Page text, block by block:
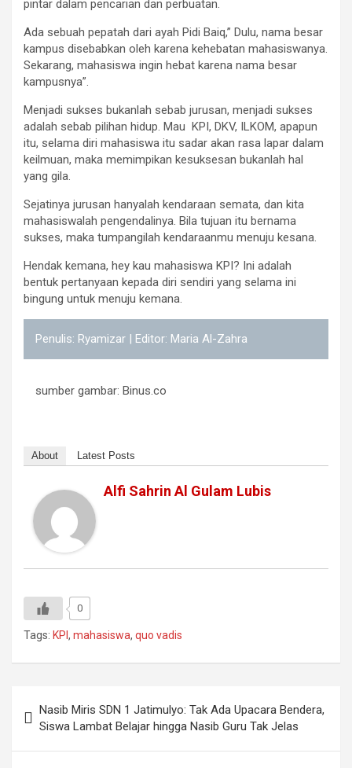
pintar dalam pencarian dan perbuatan.
Ada sebuah pepatah dari ayah Pidi Baiq,” Dulu, nama besar
kampus disebabkan oleh karena kehebatan mahasiswanya.
Sekarang, mahasiswa ingin hebat karena nama besar
kampusnya”.
Menjadi sukses bukanlah sebab jurusan, menjadi sukses
adalah sebab pilihan hidup. Mau KPI, DKV, ILKOM, apapun
itu, selama diri mahasiswa itu sadar akan rasa lapar dalam
keilmuan, maka memimpikan kesuksesan bukanlah hal
yang gila.
Sejatinya jurusan hanyalah kendaraan semata, dan kita
mahasiswalah pengendalinya. Bila tujuan itu bernama
sukses, maka tumpangilah kendaraanmu menuju kesana.
Hendak kemana, hey kau mahasiswa KPI? Ini adalah
bentuk pertanyaan kepada diri sendiri yang selama ini
bingung untuk menuju kemana.
Penulis: Ryamizar | Editor: Maria Al-Zahra
sumber gambar: Binus.co
About Latest Posts
Alfi Sahrin Al Gulam Lubis
0
Tags: KPI , mahasiswa, quo vadis
pos
Nasib Miris SDN 1 Jatimulyo: Tak Ada Upacara Bendera,
Siswa Lambat Belajar hingga Nasib Guru Tak Jelas